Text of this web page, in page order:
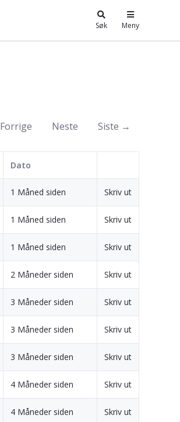
Søk Meny
Forrige Neste Siste →
Dato
1 Måned siden Skriv ut
1 Måned siden Skriv ut
1 Måned siden Skriv ut
2 Måneder siden Skriv ut
3 Måneder siden Skriv ut
3 Måneder siden Skriv ut
3 Måneder siden Skriv ut
4 Måneder siden Skriv ut
4 Måneder siden Skriv ut